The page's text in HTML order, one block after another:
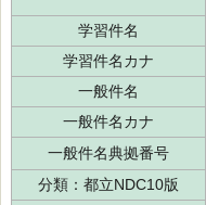
学習件名
学習件名カナ
一般件名
一般件名カナ
一般件名典拠番号
分類：都立NDC10版